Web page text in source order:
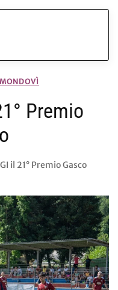
MONDOVÌ
Premio
il 21° Premio Gasco